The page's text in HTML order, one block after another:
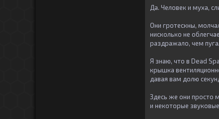
Да. Человек и муха,
Они гротескны,
нисколько не
раздражало, чем
Я знаю, что в Dead
крышка
давая вам долю
Здесь же они просто
и некоторые